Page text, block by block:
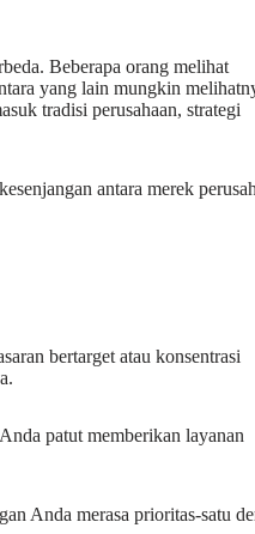
Beberapa orang melihat
yang lain mungkin
tradisi perusahaan, strategi
antara merek
bertarget atau konsentrasi
patut memberikan layanan
Anda merasa prioritas-satu